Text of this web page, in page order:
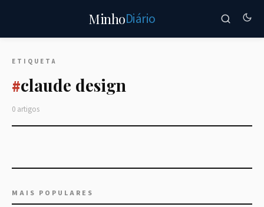
MinhoDiário
ETIQUETA
#claude design
0 artigos
MAIS POPULARES